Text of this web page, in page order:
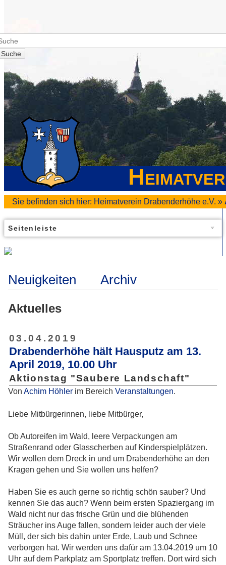
Suche
Sie befinden sich hier: Heimatverein Drabenderhöhe e.V. »
Seitenleiste
Neuigkeiten Archiv
Aktuelles
03.04.2019
Drabenderhöhe hält Hausputz am 13.
April 2019, 10.00 Uhr
Aktionstag "Saubere Landschaft"
Von Achim Höhler im Bereich Veranstaltungen.
Liebe Mitbürgerinnen, liebe Mitbürger,
Ob Autoreifen im Wald, leere Verpackungen am
Straßenrand oder Glasscherben auf Kinderspielplätzen.
Wir wollen dem Dreck in und um Drabenderhöhe an den
Kragen gehen und Sie wollen uns helfen?
Haben Sie es auch gerne so richtig schön sauber? Und
kennen Sie das auch? Wenn beim ersten Spaziergang im
Wald nicht nur das frische Grün und die blühenden
Sträucher ins Auge fallen, sondern leider auch der viele
Müll, der sich bis dahin unter Erde, Laub und Schnee
verborgen hat. Wir werden uns dafür am 13.04.2019 um 10
Uhr auf dem Parkplatz am Sportplatz treffen. Dort wird sich